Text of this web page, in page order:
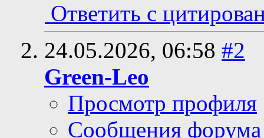
Ответить с
24.05.2026, 06:58 #2
Green-Leo
Просмотр профиля
Сообщения форума